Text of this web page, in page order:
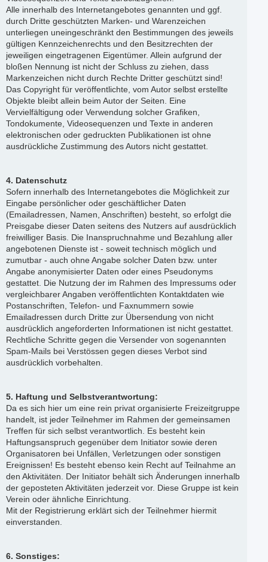
Alle innerhalb des Internetangebotes genannten und ggf.
durch Dritte geschützten Marken- und Warenzeichen
unterliegen uneingeschränkt den Bestimmungen des jeweils
gültigen Kennzeichenrechts und den Besitzrechten der
jeweiligen eingetragenen Eigentümer. Allein aufgrund der
bloßen Nennung ist nicht der Schluss zu ziehen, dass
Markenzeichen nicht durch Rechte Dritter geschützt sind!
Das Copyright für veröffentlichte, vom Autor selbst erstellte
Objekte bleibt allein beim Autor der Seiten. Eine
Vervielfältigung oder Verwendung solcher Grafiken,
Tondokumente, Videosequenzen und Texte in anderen
elektronischen oder gedruckten Publikationen ist ohne
ausdrückliche Zustimmung des Autors nicht gestattet.
4. Datenschutz
Sofern innerhalb des Internetangebotes die Möglichkeit zur
Eingabe persönlicher oder geschäftlicher Daten
(Emailadressen, Namen, Anschriften) besteht, so erfolgt die
Preisgabe dieser Daten seitens des Nutzers auf ausdrücklich
freiwilliger Basis. Die Inanspruchnahme und Bezahlung aller
angebotenen Dienste ist - soweit technisch möglich und
zumutbar - auch ohne Angabe solcher Daten bzw. unter
Angabe anonymisierter Daten oder eines Pseudonyms
gestattet. Die Nutzung der im Rahmen des Impressums oder
vergleichbarer Angaben veröffentlichten Kontaktdaten wie
Postanschriften, Telefon- und Faxnummern sowie
Emailadressen durch Dritte zur Übersendung von nicht
ausdrücklich angeforderten Informationen ist nicht gestattet.
Rechtliche Schritte gegen die Versender von sogenannten
Spam-Mails bei Verstössen gegen dieses Verbot sind
ausdrücklich vorbehalten.
5. Haftung und Selbstverantwortung:
Da es sich hier um eine rein privat organisierte Freizeitgruppe
handelt, ist jeder Teilnehmer im Rahmen der gemeinsamen
Treffen für sich selbst verantwortlich. Es besteht kein
Haftungsanspruch gegenüber dem Initiator sowie deren
Organisatoren bei Unfällen, Verletzungen oder sonstigen
Ereignissen! Es besteht ebenso kein Recht auf Teilnahme an
den Aktivitäten. Der Initiator behält sich Änderungen innerhalb
der geposteten Aktivitäten jederzeit vor. Diese Gruppe ist kein
Verein oder ähnliche Einrichtung.
Mit der Registrierung erklärt sich der Teilnehmer hiermit
einverstanden.
6. Sonstiges: